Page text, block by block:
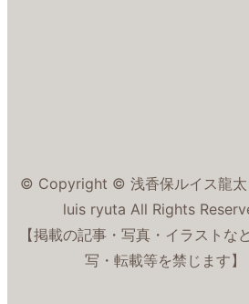
© Copyright © 浅香保ルイス龍太
luis ryuta All Rights
【掲載の記事・写真・イラストな
写・転載等を禁じます】